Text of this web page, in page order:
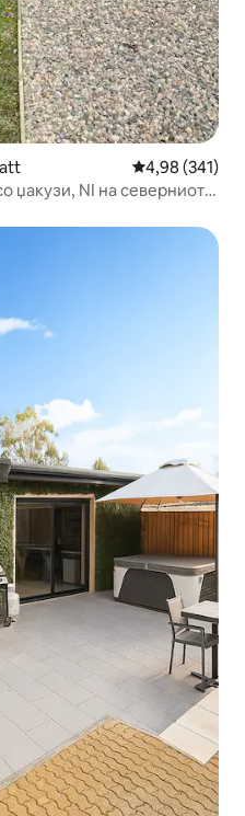
Просечна
4,98 (341)
џакузи, NI на северниот
гостите“